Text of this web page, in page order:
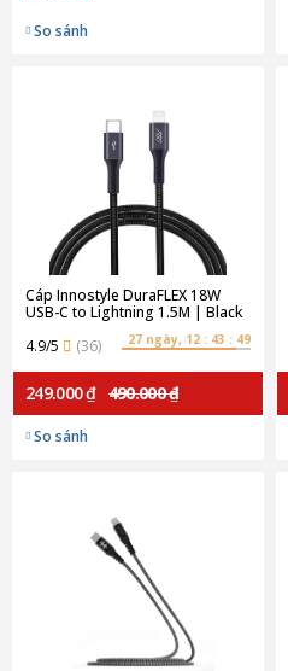
So sánh
Cáp Innostyle DuraFLEX 18W
USB-C to Lightning 1.5M | Black
4.9/5
(36) 27 ngày, 12 : 43 : 49
249.000 ₫ 490.000 ₫
So sánh